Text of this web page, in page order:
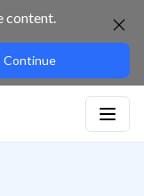
content.
Continue